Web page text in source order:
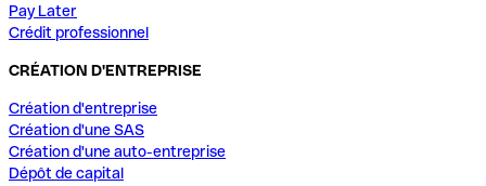
Pay Later
Crédit professionnel
CRÉATION D'ENTREPRISE
Création d'entreprise
Création d'une SAS
Création d'une auto-entreprise
Dépôt de capital